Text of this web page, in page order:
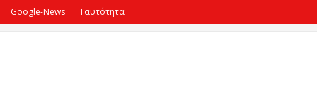
Google-News Ταυτότητα